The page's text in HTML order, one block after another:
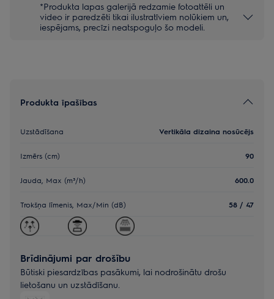
*Produkta lapas galerijā redzamie fotoattēli un
video ir paredzēti tikai ilustratīviem nolūkiem un,
iespējams, precīzi neatspoguļo šo modeli.
Produkta īpašības
Uzstādīšana Vertikāla dizaina nosūcējs
Izmērs (cm) 90
Jauda, Max (m³/h) 600.0
Trokšņa līmenis, Max/Min (dB) 58 / 47
Brīdinājumi par drošību
Būtiski piesardzības pasākumi, lai nodrošinātu drošu
lietošanu un uzstādīšanu.